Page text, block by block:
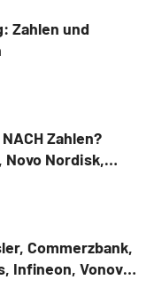
Zahlen und
Zahlen?
Novo Nordisk,
Commerzbank,
Infineon, Vonovia